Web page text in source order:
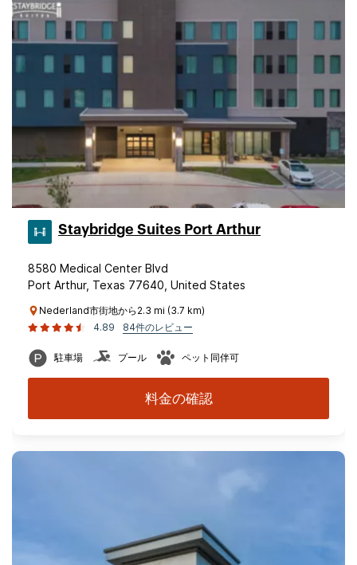
Staybridge Suites Port Arthur
8580 Medical Center Blvd
Port Arthur, Texas 77640, United States
Nederland市街地から2.3 mi (3.7 km)
4.89
84件のレビュー
駐車場 プール ペット同伴可
料金の確認